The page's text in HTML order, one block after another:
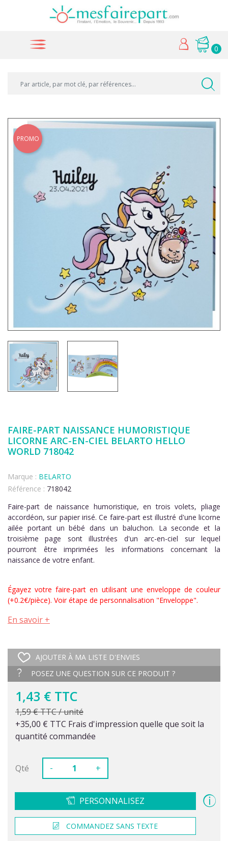
0
PROMO
FAIRE-PART NAISSANCE HUMORISTIQUE
LICORNE ARC-EN-CIEL BELARTO HELLO
WORLD 718042
Marque : BELARTO
Référence : 718042
Faire-part de naissance humoristique, en trois volets, pliage
accordéon, sur papier irisé. Ce faire-part est illustré d'une licorne
ailée portant un bébé dans un baluchon. La seconde et la
troisième page sont illustrées d'un arc-en-ciel sur lequel
pourront être imprimées les informations concernant la
naissance de votre enfant.
Égayez votre faire-part en utilisant une enveloppe de couleur
(+0.2€/pièce). Voir étape de personnalisation "Enveloppe".
En savoir +
AJOUTER À MA LISTE D'ENVIES
POSEZ UNE QUESTION SUR CE PRODUIT ?
1,43 € TTC
1,59 € TTC / unité
+35,00 € TTC Frais d'impression quelle que soit la
quantité commandée
Qté - +
PERSONNALISEZ
COMMANDEZ SANS TEXTE